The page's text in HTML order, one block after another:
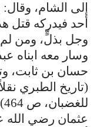
إلى الشام، وقال:
أحد فيدركه قتل
وجل بذلٍّ، ومن
وسار معه ابناه
حسان بن ثابت،
(تاريخ الطبري
عثمان رضي الله